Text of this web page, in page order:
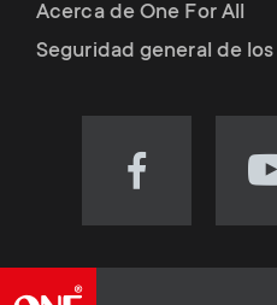
Acerca de One For All
Seguridad general de
Visit